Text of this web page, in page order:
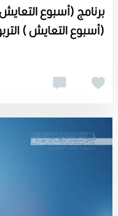
برنامج (أسبوع
(أسبوع التعايش )